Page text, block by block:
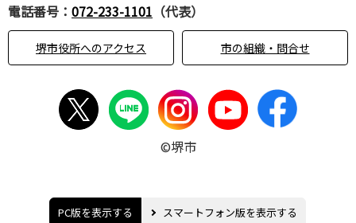
電話番号： 072-233-1101 （代表）
堺市役所へのアクセス 市の組織・問合せ
©堺市
PC版を表示する スマートフォン版を表示する